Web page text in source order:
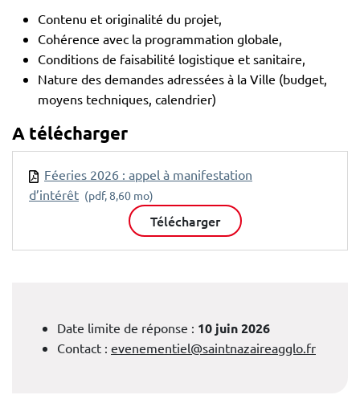
Contenu et originalité du projet,
Cohérence avec la programmation globale,
Conditions de faisabilité logistique et sanitaire,
Nature des demandes adressées à la Ville (budget,
moyens techniques, calendrier)
A télécharger
Féeries 2026 : appel à manifestation
d’intérêt (pdf, 8,60 mo)
Télécharger
Date limite de réponse : 10 juin 2026
Contact : evenementiel@saintnazaireagglo.fr